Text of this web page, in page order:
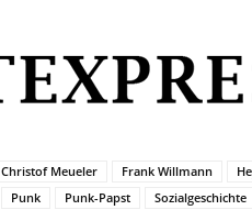
Christof Meueler Frank Willmann
Punk Punk-Papst Sozialgeschichte